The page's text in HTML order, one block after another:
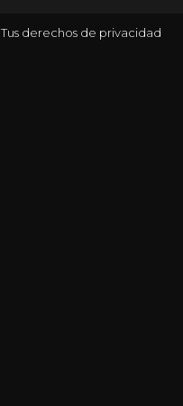
Tus derechos de privacidad